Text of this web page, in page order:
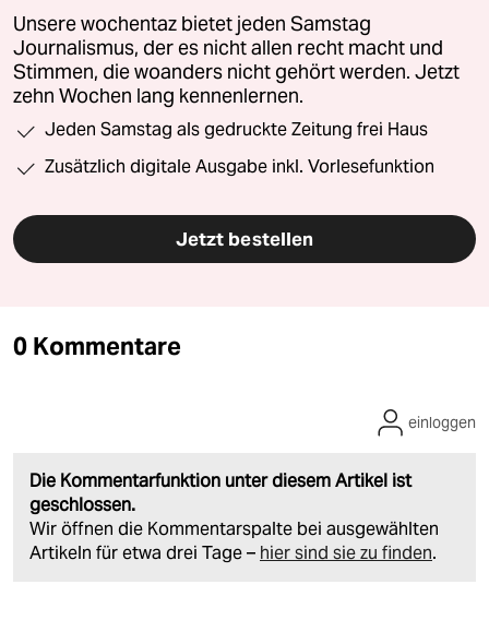
Unsere wochentaz bietet jeden Samstag
Journalismus, der es nicht allen recht macht und
Stimmen, die woanders nicht gehört werden. Jetzt
zehn Wochen lang kennenlernen.
Jeden Samstag als gedruckte Zeitung frei Haus
Zusätzlich digitale Ausgabe inkl. Vorlesefunktion
Jetzt bestellen
0 Kommentare
Die Kommentarfunktion unter diesem Artikel ist
geschlossen.
Wir öffnen die Kommentarspalte bei ausgewählten
Artikeln für etwa drei Tage – hier sind sie zu finden.
einloggen